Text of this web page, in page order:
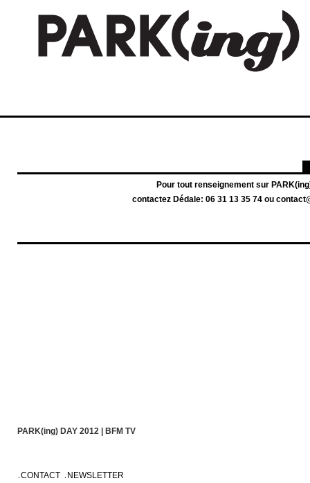
Pour tout renseignement sur
contactez Dédale: 06 31 13 35 74 ou
PARK(ing) DAY 2012 | BFM TV
CONTACT
NEWSLETTER